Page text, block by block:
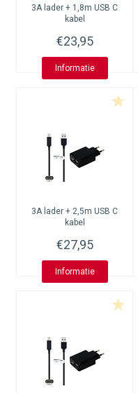
3A lader + 1,8m USB C
kabel
€23,95
Informatie
3A lader + 2,5m USB C
kabel
€27,95
Informatie